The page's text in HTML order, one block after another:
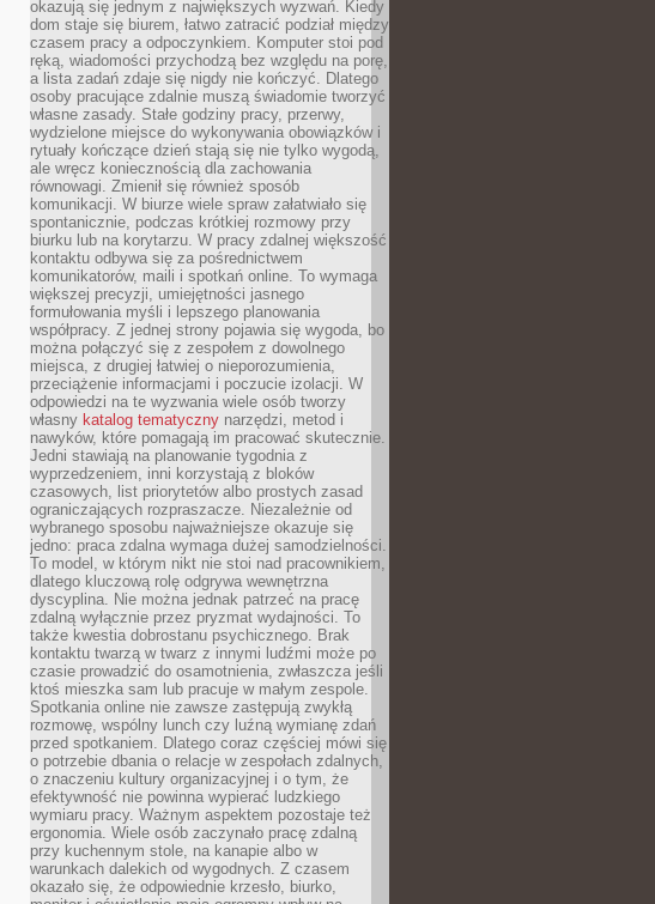
okazują się jednym z największych wyzwań. Kiedy
dom staje się biurem, łatwo zatracić podział między
czasem pracy a odpoczynkiem. Komputer stoi pod
ręką, wiadomości przychodzą bez względu na porę,
a lista zadań zdaje się nigdy nie kończyć. Dlatego
osoby pracujące zdalnie muszą świadomie tworzyć
własne zasady. Stałe godziny pracy, przerwy,
wydzielone miejsce do wykonywania obowiązków i
rytuały kończące dzień stają się nie tylko wygodą,
ale wręcz koniecznością dla zachowania
równowagi. Zmienił się również sposób
komunikacji. W biurze wiele spraw załatwiało się
spontanicznie, podczas krótkiej rozmowy przy
biurku lub na korytarzu. W pracy zdalnej większość
kontaktu odbywa się za pośrednictwem
komunikatorów, maili i spotkań online. To wymaga
większej precyzji, umiejętności jasnego
formułowania myśli i lepszego planowania
współpracy. Z jednej strony pojawia się wygoda, bo
można połączyć się z zespołem z dowolnego
miejsca, z drugiej łatwiej o nieporozumienia,
przeciążenie informacjami i poczucie izolacji. W
odpowiedzi na te wyzwania wiele osób tworzy
własny katalog tematyczny narzędzi, metod i
nawyków, które pomagają im pracować skutecznie.
Jedni stawiają na planowanie tygodnia z
wyprzedzeniem, inni korzystają z bloków
czasowych, list priorytetów albo prostych zasad
ograniczających rozpraszacze. Niezależnie od
wybranego sposobu najważniejsze okazuje się
jedno: praca zdalna wymaga dużej samodzielności.
To model, w którym nikt nie stoi nad pracownikiem,
dlatego kluczową rolę odgrywa wewnętrzna
dyscyplina. Nie można jednak patrzeć na pracę
zdalną wyłącznie przez pryzmat wydajności. To
także kwestia dobrostanu psychicznego. Brak
kontaktu twarzą w twarz z innymi ludźmi może po
czasie prowadzić do osamotnienia, zwłaszcza jeśli
ktoś mieszka sam lub pracuje w małym zespole.
Spotkania online nie zawsze zastępują zwykłą
rozmowę, wspólny lunch czy luźną wymianę zdań
przed spotkaniem. Dlatego coraz częściej mówi się
o potrzebie dbania o relacje w zespołach zdalnych,
o znaczeniu kultury organizacyjnej i o tym, że
efektywność nie powinna wypierać ludzkiego
wymiaru pracy. Ważnym aspektem pozostaje też
ergonomia. Wiele osób zaczynało pracę zdalną
przy kuchennym stole, na kanapie albo w
warunkach dalekich od wygodnych. Z czasem
okazało się, że odpowiednie krzesło, biurko,